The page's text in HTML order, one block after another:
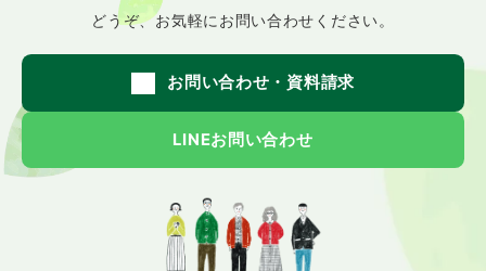
どうぞ、お気軽にお問い合わせください。
お問い合わせ・資料請求
LINEお問い合わせ